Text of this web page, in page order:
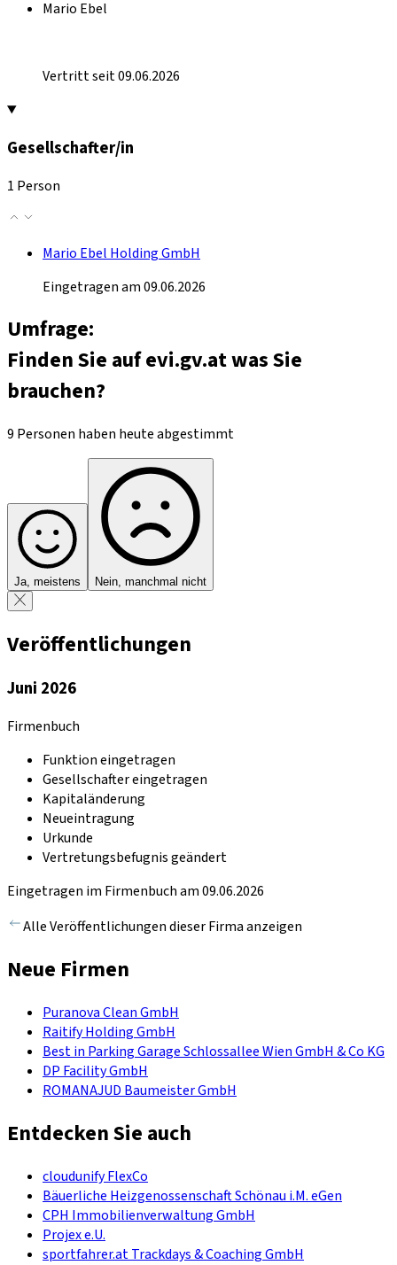
Mario Ebel
Vertritt seit 09.06.2026
Gesellschafter/in
1 Person
Mario Ebel Holding GmbH
Eingetragen am 09.06.2026
Umfrage:
Finden Sie auf evi.gv.at was Sie
brauchen?
9 Personen haben heute abgestimmt
Ja, meistens Nein, manchmal nicht
Veröffentlichungen
Juni 2026
Firmenbuch
Funktion eingetragen
Gesellschafter eingetragen
Kapitaländerung
Neueintragung
Urkunde
Vertretungsbefugnis geändert
Eingetragen im Firmenbuch am 09.06.2026
Alle Veröffentlichungen dieser Firma anzeigen
Neue Firmen
Puranova Clean GmbH
Raitify Holding GmbH
Best in Parking Garage Schlossallee Wien GmbH & Co KG
DP Facility GmbH
ROMANAJUD Baumeister GmbH
Entdecken Sie auch
cloudunify FlexCo
Bäuerliche Heizgenossenschaft Schönau i.M. eGen
CPH Immobilienverwaltung GmbH
Projex e.U.
sportfahrer.at Trackdays & Coaching GmbH